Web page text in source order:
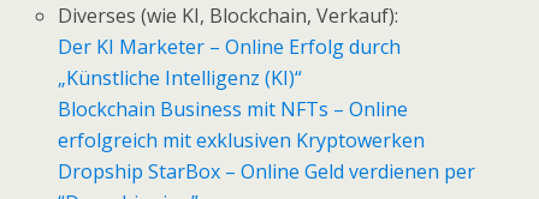
Diverses (wie KI, Blockchain, Verkauf):
Der KI Marketer – Online Erfolg durch
„Künstliche Intelligenz (KI)“
Blockchain Business mit NFTs – Online
erfolgreich mit exklusiven Kryptowerken
Dropship StarBox – Online Geld verdienen per